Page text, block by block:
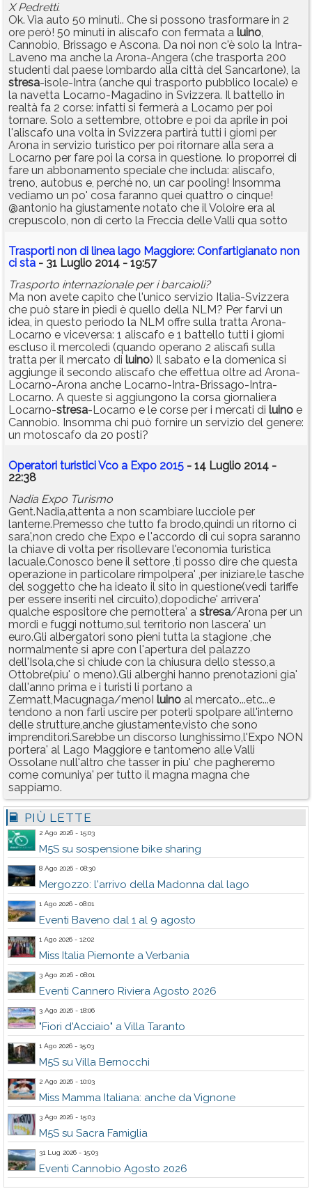
X Pedretti.
Ok. Via auto 50 minuti.. Che si possono trasformare in 2
ore però! 50 minuti in aliscafo con fermata a luino,
Cannobio, Brissago e Ascona. Da noi non c'è solo la Intra-
Laveno ma anche la Arona-Angera (che trasporta 200
studenti dal paese lombardo alla città del Sancarlone), la
stresa-isole-Intra (anche qui trasporto pubblico locale) e
la navetta Locarno-Magadino in Svizzera. Il battello in
realtà fa 2 corse: infatti si fermerà a Locarno per poi
tornare. Solo a settembre, ottobre e poi da aprile in poi
l'aliscafo una volta in Svizzera partirà tutti i giorni per
Arona in servizio turistico per poi ritornare alla sera a
Locarno per fare poi la corsa in questione. Io proporrei di
fare un abbonamento speciale che includa: aliscafo,
treno, autobus e, perché no, un car pooling! Insomma
vediamo un po' cosa faranno quei quattro o cinque!
@antonio ha giustamente notato che il Voloire era al
crepuscolo, non di certo la Freccia delle Valli qua sotto
Trasporti non di linea lago Maggiore: Confartigianato non
ci sta - 31 Luglio 2014 - 19:57
Trasporto internazionale per i barcaioli?
Ma non avete capito che l'unico servizio Italia-Svizzera
che può stare in piedi è quello della NLM? Per farvi un
idea, in questo periodo la NLM offre sulla tratta Arona-
Locarno e viceversa: 1 aliscafo e 1 battello tutti i giorni
escluso il mercoledì (quando operano 2 aliscafi sulla
tratta per il mercato di luino) Il sabato e la domenica si
aggiunge il secondo aliscafo che effettua oltre ad Arona-
Locarno-Arona anche Locarno-Intra-Brissago-Intra-
Locarno. A queste si aggiungono la corsa giornaliera
Locarno-stresa-Locarno e le corse per i mercati di luino e
Cannobio. Insomma chi può fornire un servizio del genere:
un motoscafo da 20 posti?
Operatori turistici Vco a Expo 2015 - 14 Luglio 2014 -
22:38
Nadia Expo Turismo
Gent.Nadia,attenta a non scambiare lucciole per
lanterne.Premesso che tutto fa brodo,quindi un ritorno ci
sara',non credo che Expo e l'accordo di cui sopra saranno
la chiave di volta per risollevare l'economia turistica
lacuale.Conosco bene il settore ,ti posso dire che questa
operazione in particolare rimpolpera' ,per iniziare,le tasche
del soggetto che ha ideato il sito in questione(vedi tariffe
per essere inseriti nel circuito),dopodiche' arrivera'
qualche espositore che pernottera' a stresa/Arona per un
mordi e fuggi notturno,sul territorio non lascera' un
euro.Gli albergatori sono pieni tutta la stagione ,che
normalmente si apre con l'apertura del palazzo
dell'Isola,che si chiude con la chiusura dello stesso,a
Ottobre(piu' o meno).Gli alberghi hanno prenotazioni gia'
dall'anno prima e i turisti li portano a
Zermatt,Macugnaga/menoI luino al mercato...etc...e
tendono a non farli uscire per poterli spolpare all'interno
delle strutture,anche giustamente,visto che sono
imprenditori.Sarebbe un discorso lunghissimo,l'Expo NON
portera' al Lago Maggiore e tantomeno alle Valli
Ossolane null'altro che tasser in piu' che pagheremo
come comuniya' per tutto il magna magna che
sappiamo.
PIÙ LETTE
2 Ago 2026 - 15:03
M5S su sospensione bike sharing
8 Ago 2026 - 08:30
Mergozzo: l'arrivo della Madonna dal lago
1 Ago 2026 - 08:01
Eventi Baveno dal 1 al 9 agosto
1 Ago 2026 - 12:02
Miss Italia Piemonte a Verbania
3 Ago 2026 - 08:01
Eventi Cannero Riviera Agosto 2026
3 Ago 2026 - 18:06
"Fiori d'Acciaio" a Villa Taranto
1 Ago 2026 - 15:03
M5S su Villa Bernocchi
2 Ago 2026 - 10:03
Miss Mamma Italiana: anche da Vignone
3 Ago 2026 - 15:03
M5S su Sacra Famiglia
31 Lug 2026 - 15:03
Eventi Cannobio Agosto 2026